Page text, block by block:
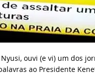
ouvi (e vi) um dos
ao Presidente